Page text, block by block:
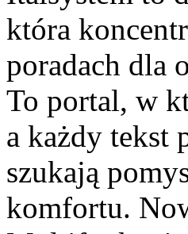
która
poradach dla
To portal, w
a każdy tekst
szukają
komfortu.